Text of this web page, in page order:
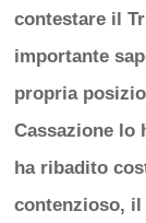
contestare il
importante
propria
Cassazione lo
ha ribadito
contenzioso, il